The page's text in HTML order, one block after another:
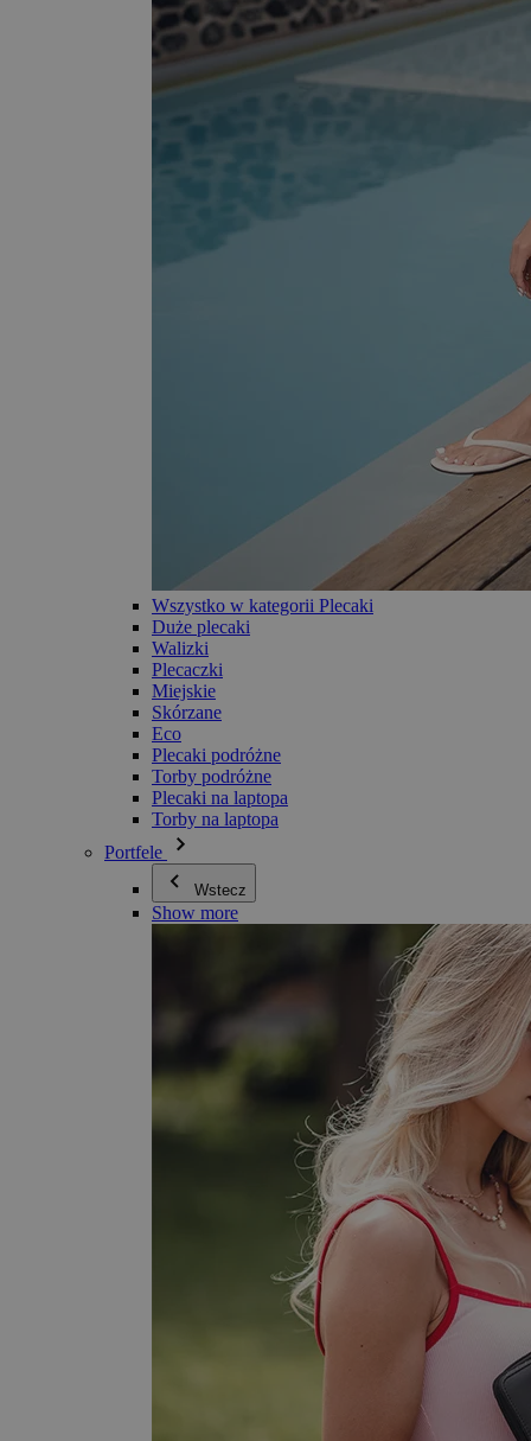
Wszystko w kategorii Plecaki
Duże plecaki
Walizki
Plecaczki
Miejskie
Skórzane
Eco
Plecaki podróżne
Torby podróżne
Plecaki na laptopa
Torby na laptopa
Portfele
Wstecz
Show more